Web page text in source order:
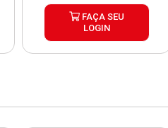
FAÇA SEU
LOGIN